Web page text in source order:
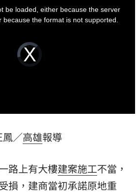
Video
Player
loading.
be loaded, either because the server
because the format is not supported.
／高雄報導
路上有大樓建案施工不當，
損，建商當初承諾原地重